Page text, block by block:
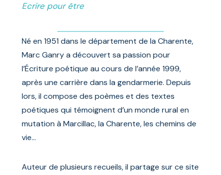
Ecrire pour être
Né en 1951 dans le département de la Charente,
Marc Ganry a découvert sa passion pour
l’Écriture poétique au cours de l’année 1999,
après une carrière dans la gendarmerie. Depuis
lors, il compose des poèmes et des textes
poétiques qui témoignent d’un monde rural en
mutation à Marcillac, la Charente, les chemins de
vie…
Auteur de plusieurs recueils, il partage sur ce site